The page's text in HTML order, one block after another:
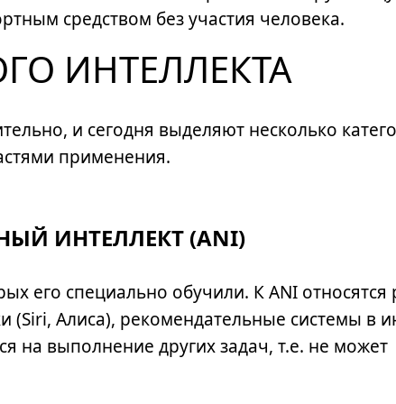
средством без участия человека.
ИНТЕЛЛЕКТА
и сегодня выделяют несколько
применения.
ИНТЕЛЛЕКТ (ANI)
его специально обучили. К ANI
Алиса), рекомендательные системы в
на выполнение других задач, т.е. не может